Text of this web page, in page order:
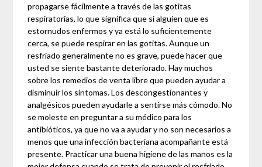
propagarse fácilmente a través de las gotitas
respiratorias, lo que significa que si alguien que es
estornudos enfermos y ya está lo suficientemente
cerca, se puede respirar en las gotitas. Aunque un
resfriado generalmente no es grave, puede hacer que
usted se siente bastante deteriorado. Hay muchos
sobre los remedios de venta libre que pueden ayudar a
disminuir los síntomas. Los descongestionantes y
analgésicos pueden ayudarle a sentirse más cómodo. No
se moleste en preguntar a su médico para los
antibióticos, ya que no va a ayudar y no son necesarios a
menos que una infección bacteriana acompañante está
presente. Practicar una buena higiene de las manos es la